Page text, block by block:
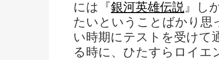
には『銀河英雄伝説 』し
たいということばかり思
い時期にテストを受けて
る時に、ひたすらロイエ